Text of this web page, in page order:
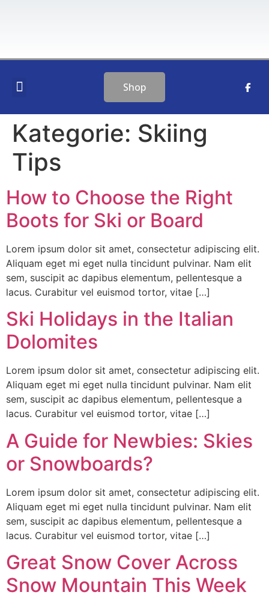
Shop
Kategorie: Skiing
Tips
How to Choose the Right
Boots for Ski or Board
Lorem ipsum dolor sit amet, consectetur adipiscing elit.
Aliquam eget mi eget nulla tincidunt pulvinar. Nam elit
sem, suscipit ac dapibus elementum, pellentesque a
lacus. Curabitur vel euismod tortor, vitae […]
Ski Holidays in the Italian
Dolomites
Lorem ipsum dolor sit amet, consectetur adipiscing elit.
Aliquam eget mi eget nulla tincidunt pulvinar. Nam elit
sem, suscipit ac dapibus elementum, pellentesque a
lacus. Curabitur vel euismod tortor, vitae […]
A Guide for Newbies: Skies
or Snowboards?
Lorem ipsum dolor sit amet, consectetur adipiscing elit.
Aliquam eget mi eget nulla tincidunt pulvinar. Nam elit
sem, suscipit ac dapibus elementum, pellentesque a
lacus. Curabitur vel euismod tortor, vitae […]
Great Snow Cover Across
Snow Mountain This Week